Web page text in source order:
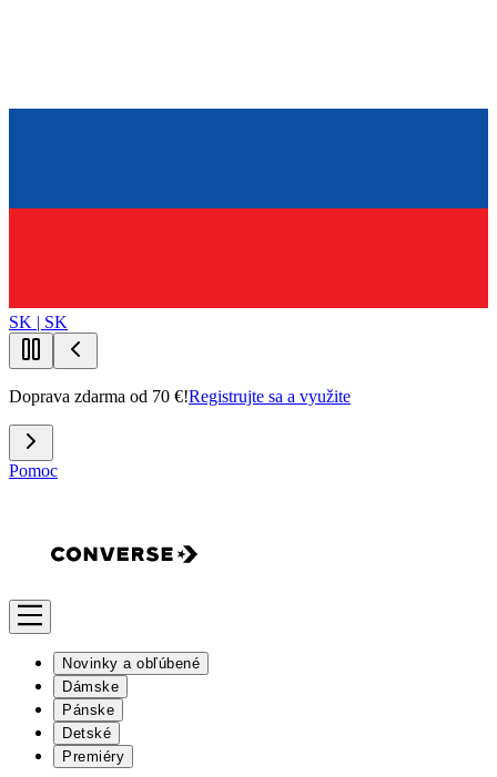
SK | SK
Doprava zdarma od 70 €!Registrujte sa a využite
Pomoc
Novinky a obľúbené
Dámske
Pánske
Detské
Premiéry